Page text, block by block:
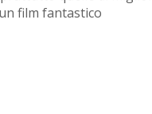
film fantastico